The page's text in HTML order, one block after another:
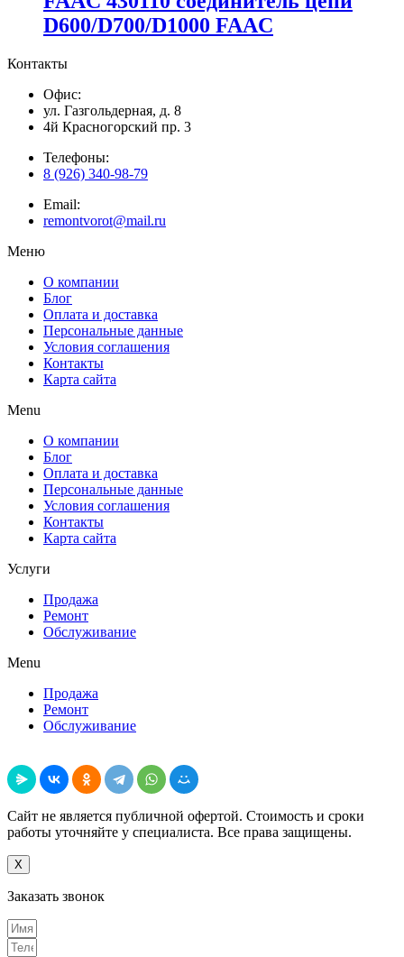
D600/D700/D1000 FAAC
Контакты
Офис:
ул. Газгольдерная, д. 8
4й Красногорский пр. 3
Телефоны:
8 (926) 340-98-79
Email:
remontvorot@mail.ru
Меню
О компании
Блог
Оплата и доставка
Персональные данные
Условия соглашения
Контакты
Карта сайта
Menu
О компании
Блог
Оплата и доставка
Персональные данные
Условия соглашения
Контакты
Карта сайта
Услуги
Продажа
Ремонт
Обслуживание
Menu
Продажа
Ремонт
Обслуживание
Сайт не является публичной офертой. Стоимость и сроки
работы уточняйте у специалиста. Все права защищены.
X
Заказать звонок